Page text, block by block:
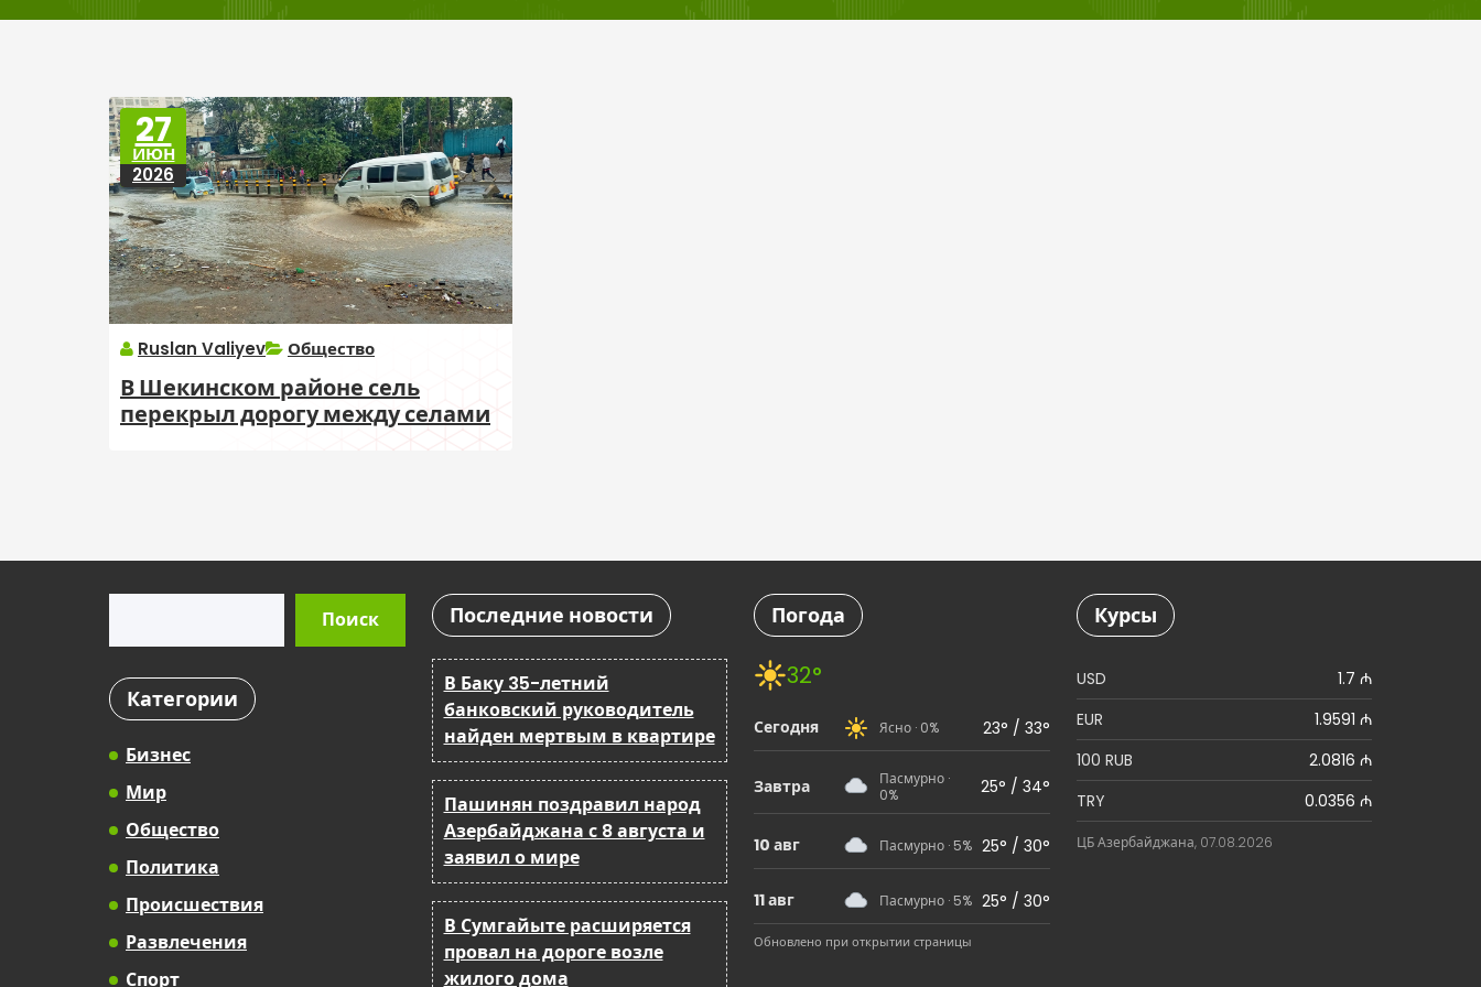
27
ИЮН
2026
Ruslan Valiyev Общество
В Шекинском районе сель
перекрыл дорогу между селами
Поиск
Категории
Бизнес
Мир
Общество
Политика
Происшествия
Развлечения
Спорт
Последние новости
В Баку 35-летний
банковский руководитель
найден мертвым в квартире
Пашинян поздравил народ
Азербайджана с 8 августа и
заявил о мире
В Сумгайыте расширяется
провал на дороге возле
жилого дома
Погода
32°
Сегодня Ясно · 0% 23° / 33°
Завтра
Пасмурно ·
0%
25° / 34°
10 авг Пасмурно · 5% 25° / 30°
11 авг Пасмурно · 5% 25° / 30°
Обновлено при открытии страницы
Курсы
USD
1.7 ₼
EUR
1.9591 ₼
100 RUB
2.0816 ₼
TRY
0.0356 ₼
ЦБ Азербайджана, 07.08.2026